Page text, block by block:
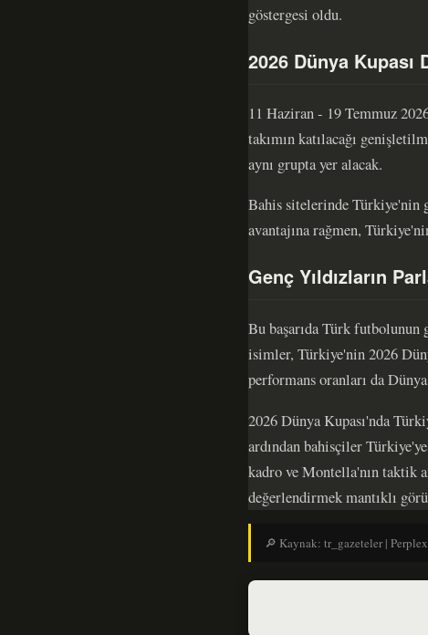
göstergesi oldu.
2026 Dünya Kupası
11 Haziran - 19 Temmuz
takımın katılacağı
aynı grupta yer alacak.
Bahis sitelerinde Türkiye'nin
avantajına rağmen,
Genç Yıldızların
Bu başarıda Türk
isimler, Türkiye'nin 2026
performans oranları da
2026 Dünya Kupası'nda
ardından bahisçiler
kadro ve Montella'nın taktik
değerlendirmek mantıklı
🔎 Kaynak: tr_gazeteler |